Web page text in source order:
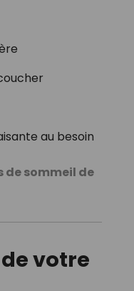
au besoin
de sommeil de
de votre